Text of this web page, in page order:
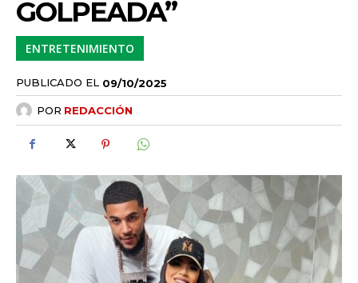
GOLPEADA”
ENTRETENIMIENTO
PUBLICADO EL 09/10/2025
POR REDACCIÓN